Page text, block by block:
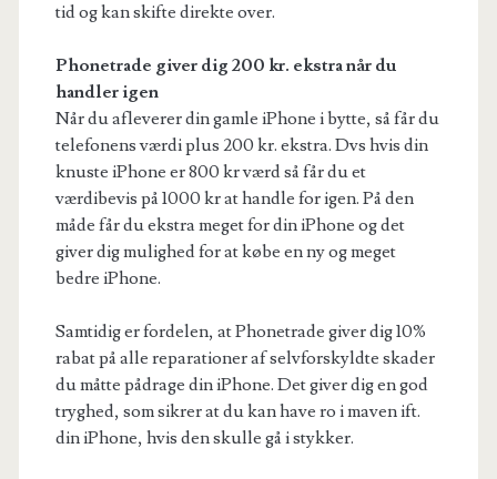
tid og kan skifte direkte over.
Phonetrade giver dig 200 kr. ekstra når du
handler igen
Når du afleverer din gamle iPhone i bytte, så får du
telefonens værdi plus 200 kr. ekstra. Dvs hvis din
knuste iPhone er 800 kr værd så får du et
værdibevis på 1000 kr at handle for igen. På den
måde får du ekstra meget for din iPhone og det
giver dig mulighed for at købe en ny og meget
bedre iPhone.
Samtidig er fordelen, at Phonetrade giver dig 10%
rabat på alle reparationer af selvforskyldte skader
du måtte pådrage din iPhone. Det giver dig en god
tryghed, som sikrer at du kan have ro i maven ift.
din iPhone, hvis den skulle gå i stykker.